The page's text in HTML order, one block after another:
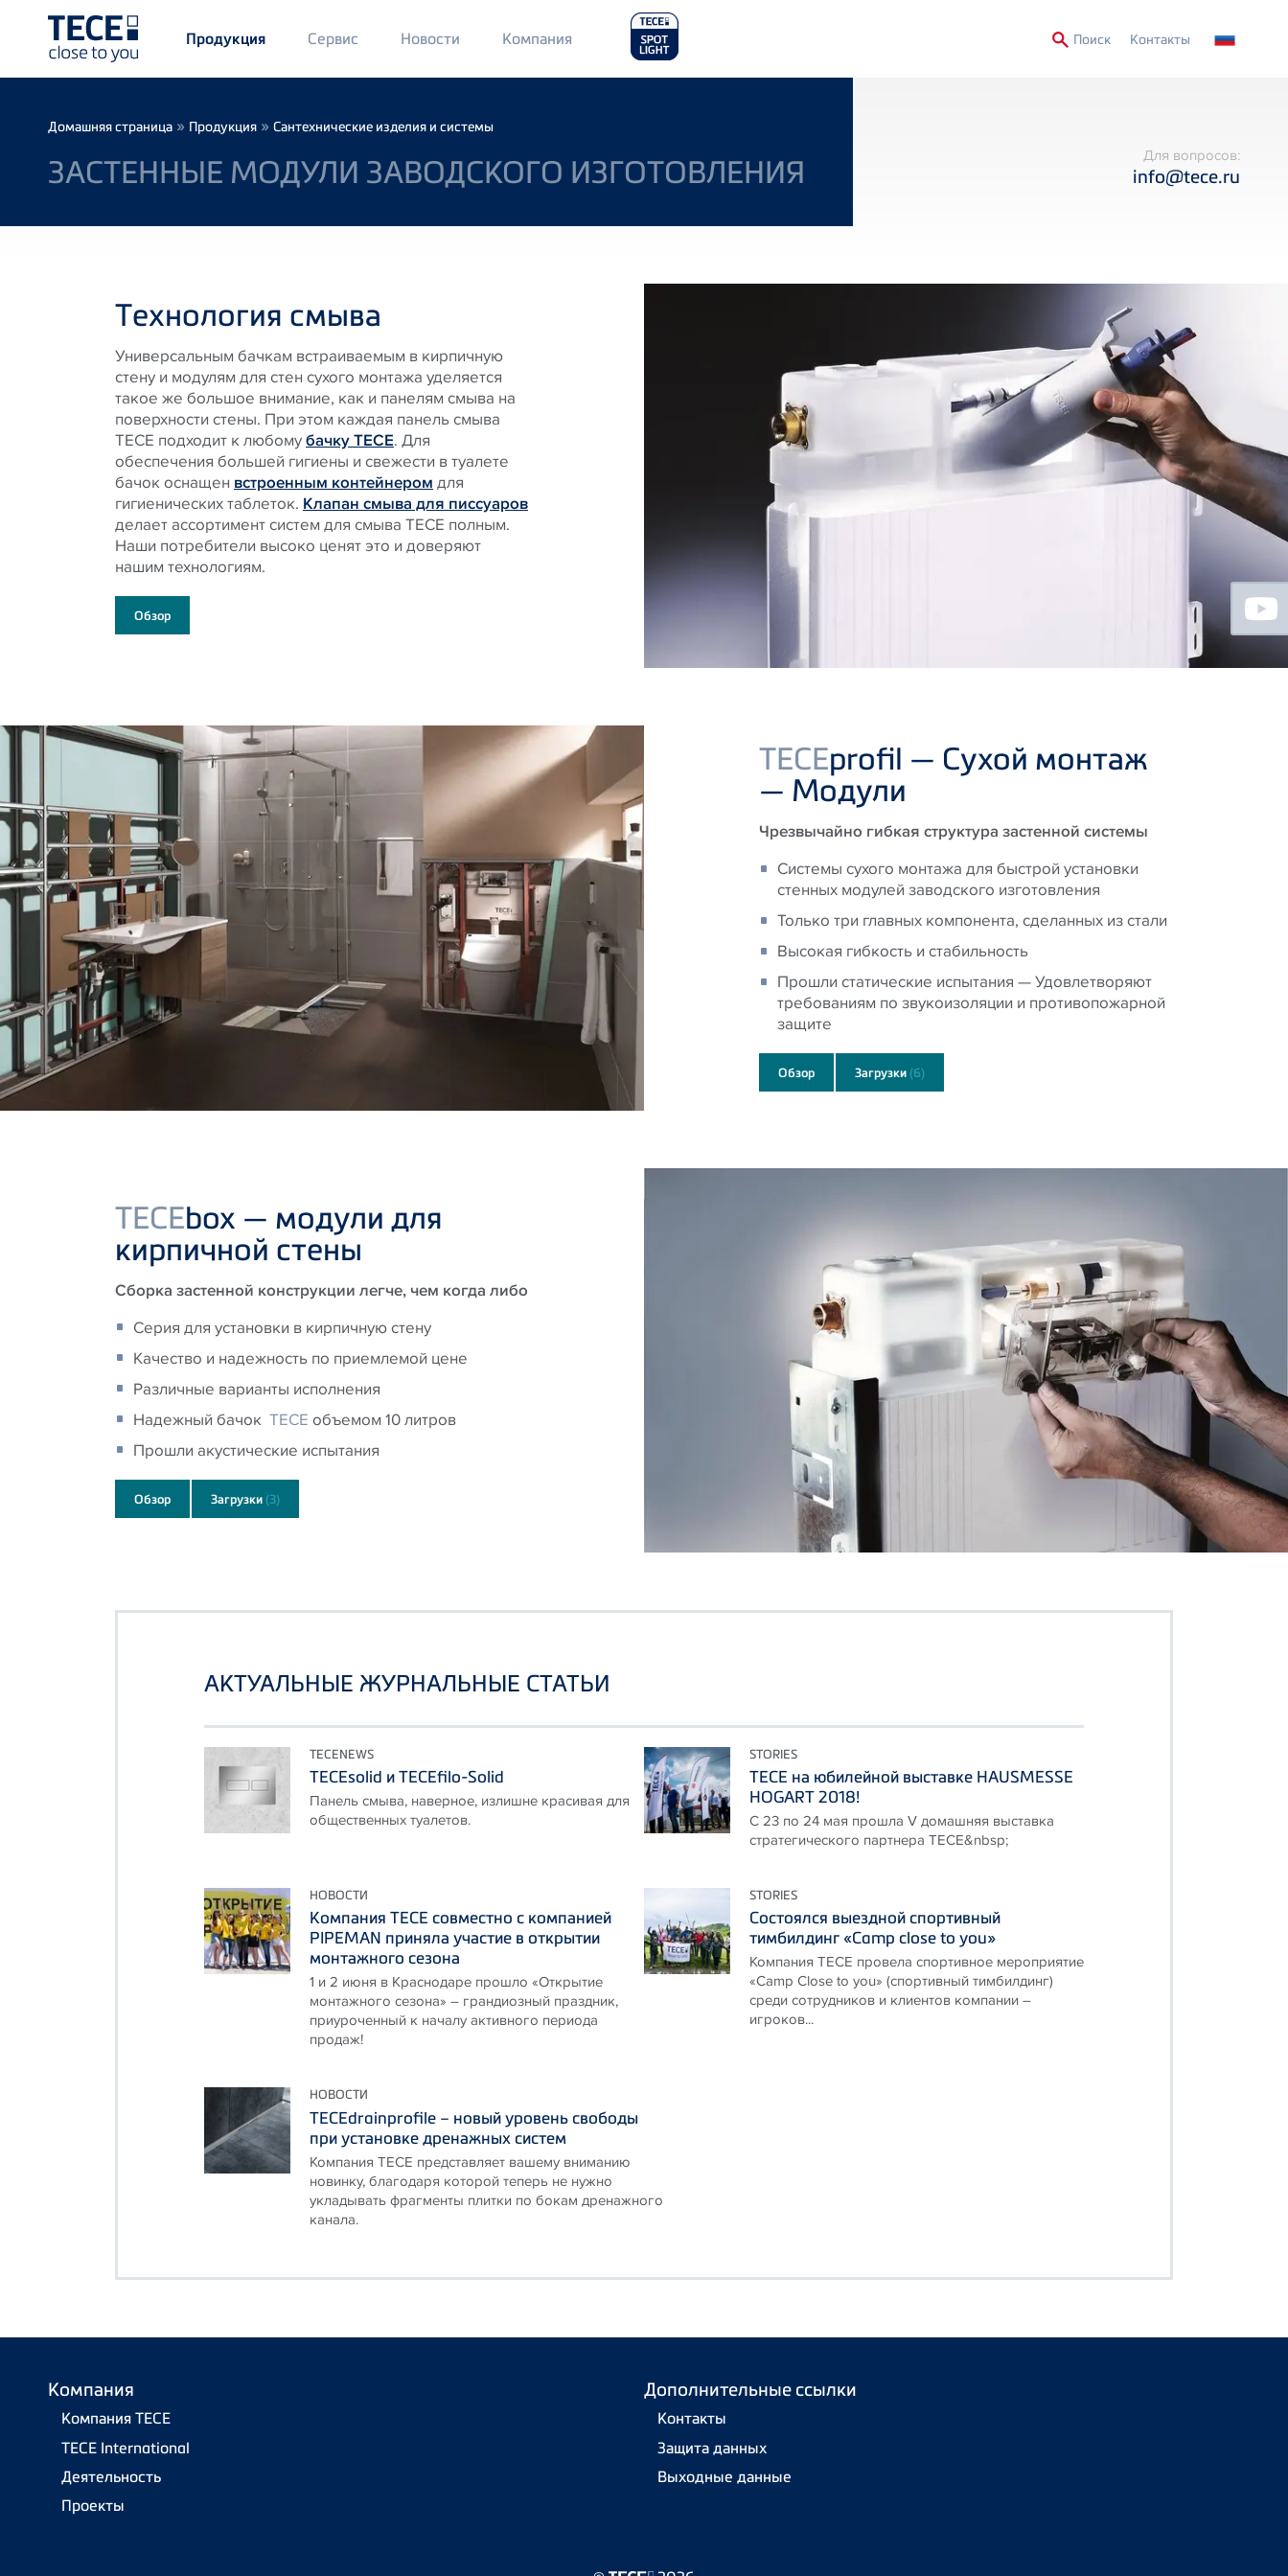
Main
Menü
1
Продукция Сервис Новости Main
Menu
2
Компания ПоискSecondary
Контакты
Breadcrumb
Домашняя страница » Продукция » Сантехнические изделия и системы
ЗАСТЕННЫЕ МОДУЛИ ЗАВОДСКОГО ИЗГОТОВЛЕНИЯ Для вопросов:
info@tece.ru
Технология смыва
Универсальным бачкам встраиваемым в кирпичную
стену и модулям для стен сухого монтажа уделяется
такое же большое внимание, как и панелям смыва на
поверхности стены. При этом каждая панель смыва
TECE подходит к любомубачку TECE. Для
обеспечения большей гигиены и свежести в туалете
бачок оснащен встроенным контейнером для
гигиенических таблеток. Клапан смыва для писсуаров
делает ассортимент систем для смыва TECE полным.
Наши потребители высоко ценят это и доверяют
нашим технологиям.
Обзор
TECEprofil — Сухой монтаж
— Модули
Чрезвычайно гибкая структура застенной системы
Системы сухого монтажа для быстрой установки
стенных модулей заводского изготовления
Только три главных компонента, сделанных из стали
Высокая гибкость и стабильность
Прошли статические испытания — Удовлетворяют
требованиям по звукоизоляции и противопожарной
защите
Обзор Загрузки (6)
TECEbox — модули для
кирпичной стены
Сборка застенной конструкции легче, чем когда либо
Серия для установки в кирпичную стену
Качество и надежность по приемлемой цене
Различные варианты исполнения
Надежный бачокTECE объемом 10 литров
Прошли акустические испытания
Обзор Загрузки (3)
АКТУАЛЬНЫЕ ЖУРНАЛЬНЫЕ СТАТЬИ
TECENEWS
TECEsolid и TECEfilo-Solid
Панель смыва, наверное, излишне красивая для
общественных туалетов.
STORIES
ТЕСЕ на юбилейной выставке HAUSMESSE
HOGART 2018!
С 23 по 24 мая прошла V домашняя выставка
стратегического партнера ТЕСЕ&nbsp;
НОВОСТИ
Компания ТЕСЕ совместно с компанией
PIPEMAN приняла участие в открытии
монтажного сезона
1 и 2 июня в Краснодаре прошло «Открытие
монтажного сезона» – грандиозный праздник,
приуроченный к началу активного периода
продаж!
STORIES
Состоялся выездной спортивный
тимбилдинг «Camp close to you»
Компания ТЕСЕ провела спортивное мероприятие
«Camp Close to you» (спортивный тимбилдинг)
среди сотрудников и клиентов компании –
игроков...
НОВОСТИ
TECEdrainprofile – новый уровень свободы
при установке дренажных систем
Компания ТЕСЕ представляет вашему вниманию
новинку, благодаря которой теперь не нужно
укладывать фрагменты плитки по бокам дренажного
канала.
Компания
Компания TECE
TECE International
Деятельность
Проекты
Дополнительные ссылки
Контакты
Защита данных
Выходные данные
Floating
Sidebar